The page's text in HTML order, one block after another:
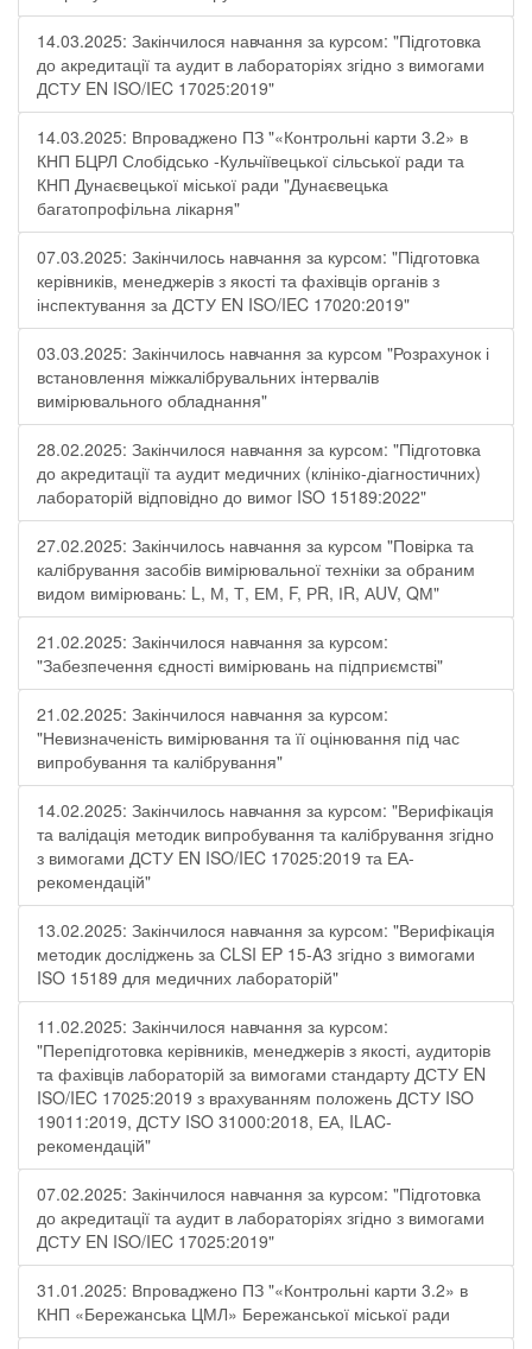
14.03.2025: Закінчилося навчання за курсом: "Підготовка
до акредитації та аудит в лабораторіях згідно з вимогами
ДСТУ EN ISO/IEC 17025:2019"
14.03.2025: Впроваджено ПЗ "«Контрольні карти 3.2» в
КНП БЦРЛ Слобідсько -Кульчіївецької сільської ради та
КНП Дунаєвецької міської ради "Дунаєвецька
багатопрофільна лікарня"
07.03.2025: Закінчилось навчання за курсом: "Підготовка
керівників, менеджерів з якості та фахівців органів з
інспектування за ДСТУ EN ISO/IEC 17020:2019"
03.03.2025: Закінчилось навчання за курсом "Розрахунок і
встановлення міжкалібрувальних інтервалів
вимірювального обладнання"
28.02.2025: Закінчилося навчання за курсом: "Підготовка
до акредитації та аудит медичних (клініко-діагностичних)
лабораторій відповідно до вимог ISO 15189:2022"
27.02.2025: Закінчилось навчання за курсом "Повірка та
калібрування засобів вимірювальної техніки за обраним
видом вимірювань: L, М, Т, ЕМ, F, РR, ІR, АUV, QМ"
21.02.2025: Закінчилося навчання за курсом:
"Забезпечення єдності вимірювань на підприємстві"
21.02.2025: Закінчилося навчання за курсом:
"Невизначеність вимірювання та її оцінювання під час
випробування та калібрування"
14.02.2025: Закінчилось навчання за курсом: "Верифікація
та валідація методик випробування та калібрування згідно
з вимогами ДСТУ EN ISO/IEC 17025:2019 та ЕА-
рекомендацій"
13.02.2025: Закінчилося навчання за курсом: "Верифікація
методик досліджень за CLSI EP 15-A3 згідно з вимогами
ISO 15189 для медичних лабораторій"
11.02.2025: Закінчилося навчання за курсом:
"Перепідготовка керівників, менеджерів з якості, аудиторів
та фахівців лабораторій за вимогами стандарту ДСТУ EN
ISO/IEC 17025:2019 з врахуванням положень ДСТУ ISO
19011:2019, ДСТУ ISO 31000:2018, ЕА, ILAC-
рекомендацій"
07.02.2025: Закінчилося навчання за курсом: "Підготовка
до акредитації та аудит в лабораторіях згідно з вимогами
ДСТУ EN ISO/IEC 17025:2019"
31.01.2025: Впроваджено ПЗ "«Контрольні карти 3.2» в
КНП «Бережанська ЦМЛ» Бережанської міської ради